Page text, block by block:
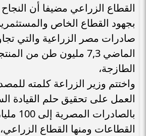
القطاع الزراعي مضيفا أن
بجهود القطاع الخاص
صادرات مصر الزراعية والتي
الماضي 7,3 مليون طن من
الطازجة،
واختتم وزير الزراعة كلمته
العمل على تحقيق حلم القيادة
القطاعات ومنها القطاع الزراعي،